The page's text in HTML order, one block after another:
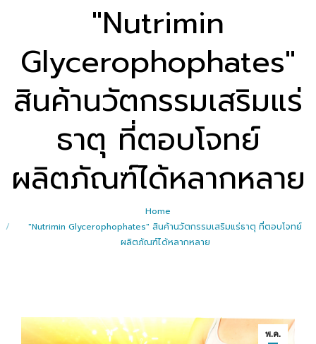
"Nutrimin
Glycerophophates"
สินค้านวัตกรรมเสริมแร่
ธาตุ ที่ตอบโจทย์
ผลิตภัณฑ์ได้หลากหลาย
Home
"Nutrimin Glycerophophates" สินค้านวัตกรรมเสริมแร่ธาตุ ที่ตอบโจทย์
ผลิตภัณฑ์ได้หลากหลาย
พ.ค.